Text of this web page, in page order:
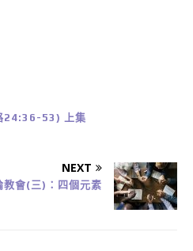
24:36-53) 上集
NEXT
會(三)：四個元素